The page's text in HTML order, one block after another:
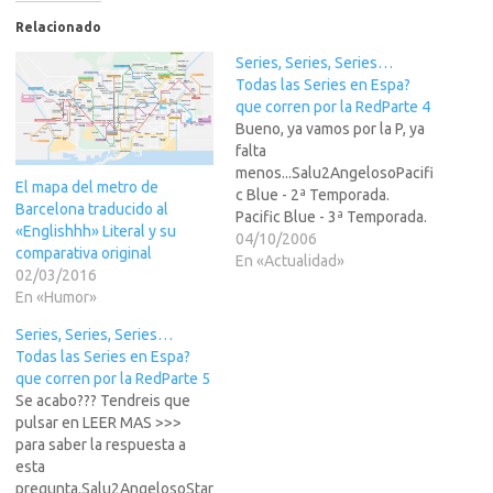
Relacionado
El mapa del metro de
Barcelona traducido al
«Englishhh» Literal y su
comparativa original
02/03/2016
En «Humor»
Series, Series, Series…
Todas las Series en Espa?
que corren por la RedParte 4
Bueno, ya vamos por la P, ya
falta
menos...Salu2AngelosoPacifi
c Blue - 2ª Temporada.
Pacific Blue - 3ª Temporada.
Pacific Blue - 4ª Temporada.
Paco y Veva - 1ª Temporada.
04/10/2006
En «Actualidad»
Series, Series, Series…
Todas las Series en Espa?
que corren por la RedParte 5
Se acabo??? Tendreis que
pulsar en LEER MAS >>>
para saber la respuesta a
esta
pregunta.Salu2AngelosoStar